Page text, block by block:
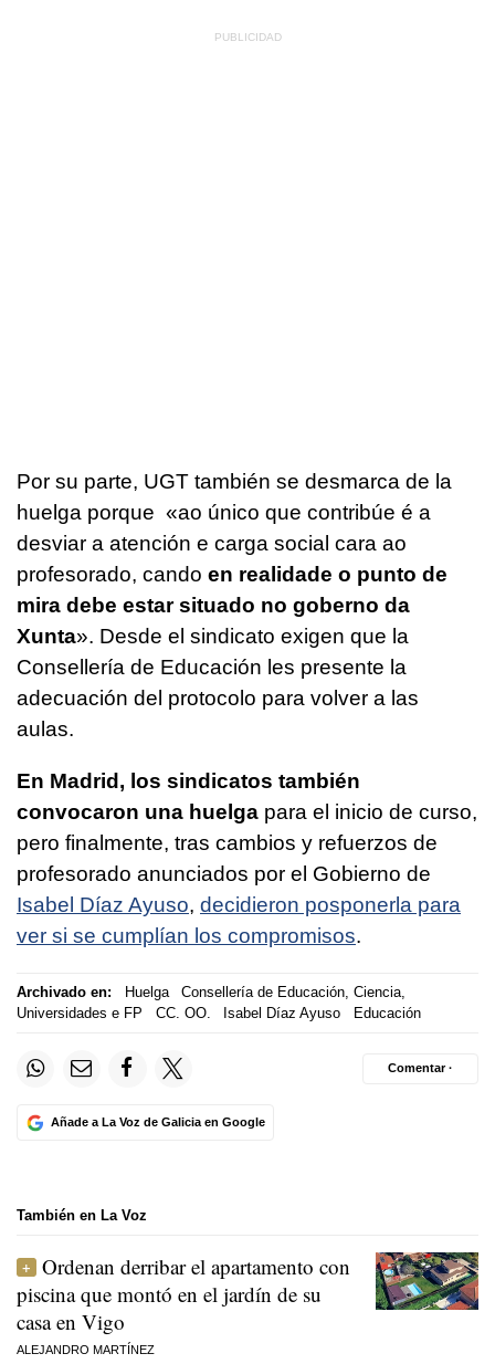
Por su parte, UGT también se desmarca de la
huelga porque «ao único que contribúe é a
desviar a atención e carga social cara ao
profesorado, cando en realidade o punto de
mira debe estar situado no goberno da
Xunta». Desde el sindicato exigen que la
Consellería de Educación les presente la
adecuación del protocolo para volver a las
aulas.
En Madrid, los sindicatos también
convocaron una huelga para el inicio de curso,
pero finalmente, tras cambios y refuerzos de
profesorado anunciados por el Gobierno de
Isabel Díaz Ayuso, decidieron posponerla para
ver si se cumplían los compromisos.
Archivado en: Huelga
Consellería de Educación, Ciencia,
Universidades e FP
CC. OO. Isabel Díaz Ayuso Educación
Añade a La Voz de Galicia en Google
Comentar ·
También en La Voz
Ordenan derribar el apartamento con
piscina que montó en el jardín de su
casa en Vigo
ALEJANDRO MARTÍNEZ